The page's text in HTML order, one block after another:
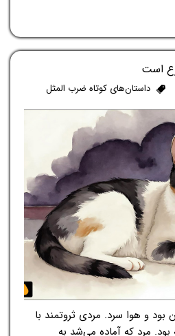
است
داستان‌های کوتاه ضرب المثل
بود و هوا سرد. مردی ثروتمند با
مرد که آماده می‌شد به